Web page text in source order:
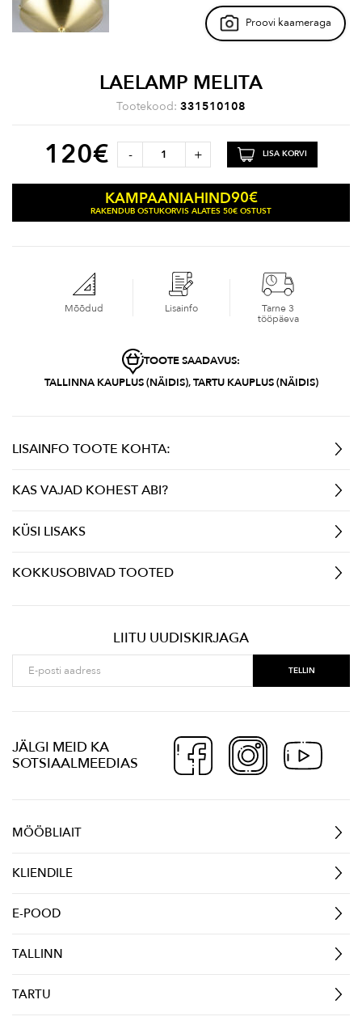
Proovi kaameraga
LAELAMP MELITA
Tootekood: 331510108
120€ - + LISA KORVI
KAMPAANIAHIND90€
RAKENDUB OSTUKORVIS ALATES 50€ OSTUST
Mõõdud Lisainfo
Tarne 3
tööpäeva
TOOTE SAADAVUS:
TALLINNA KAUPLUS (NÄIDIS), TARTU KAUPLUS (NÄIDIS)
LISAINFO TOOTE KOHTA:
KAS VAJAD KOHEST ABI?
KÜSI LISAKS
KOKKUSOBIVAD TOOTED
LIITU UUDISKIRJAGA
JÄLGI MEID KA
SOTSIAALMEEDIAS
MÖÖBLIAIT
KLIENDILE
E-POOD
TALLINN
TARTU